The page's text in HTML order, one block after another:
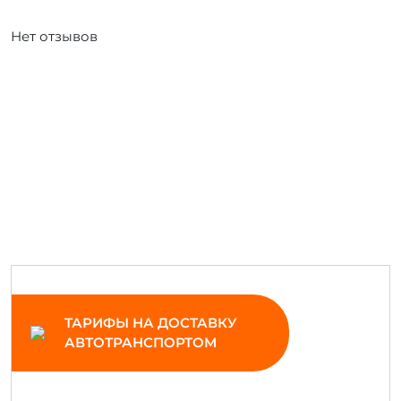
Нет отзывов
ТАРИФЫ НА ДОСТАВКУ
АВТОТРАНСПОРТОМ